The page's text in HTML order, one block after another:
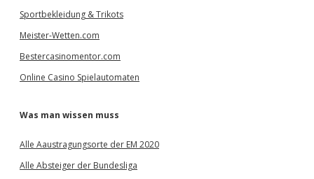
Sportbekleidung & Trikots
Meister-Wetten.com
Bestercasinomentor.com
Online Casino Spielautomaten
Was man wissen muss
Alle Aaustragungsorte der EM 2020
Alle Absteiger der Bundesliga